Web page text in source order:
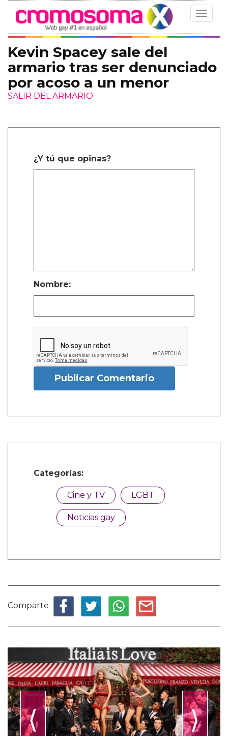
Toggle
Kevin Spacey sale del
armario tras ser denunciado
por acoso a un menor
SALIR DEL ARMARIO
¿Y tú que opinas?
Nombre:
Publicar Comentario
Categorías:
Cine y TV LGBT
Noticias gay
Comparte
⟨ ⟩